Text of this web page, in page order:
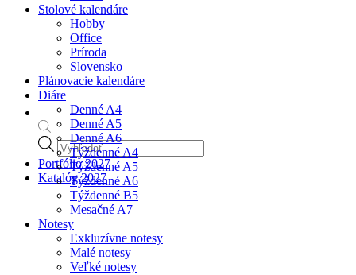
Products
search
Portfólio 2027
Katalóg 2027
Stolové kalendáre
Hobby
Office
Príroda
Slovensko
Plánovacie kalendáre
Diáre
Denné A4
Denné A5
Denné A6
Týždenné A4
Týždenné A5
Týždenné A6
Týždenné B5
Mesačné A7
Notesy
Exkluzívne notesy
Malé notesy
Veľké notesy